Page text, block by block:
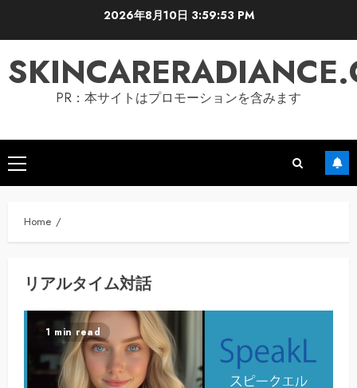
2026年8月10日 3:59:54 PM
PR：本サイトはプロモーションを含みます
Primary
Menu
Home
リアルタイム対話
1 min read